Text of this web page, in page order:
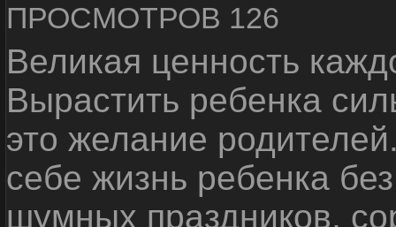
ПРОСМОТРОВ 126
Великая ценность
Вырастить ребенка
это желание
себе жизнь ребенка
шумных праздников,